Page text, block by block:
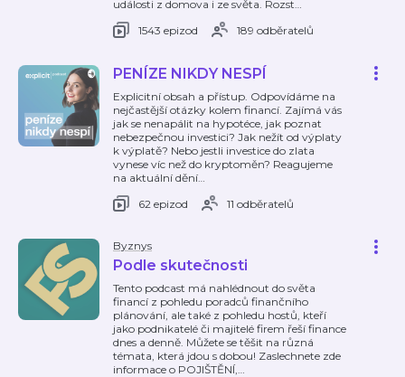
události z domova i ze světa. Rozst…
1543 epizod
189 odběratelů
PENÍZE NIKDY NESPÍ
Explicitní obsah a přístup. Odpovídáme na
nejčastější otázky kolem financí. Zajímá vás
jak se nenapálit na hypotéce, jak poznat
nebezpečnou investici? Jak nežít od výplaty
k výplatě? Nebo jestli investice do zlata
vynese víc než do kryptoměn? Reagujeme
na aktuální dění…
62 epizod
11 odběratelů
Byznys
Podle skutečnosti
Tento podcast má nahlédnout do světa
financí z pohledu poradců finančního
plánování, ale také z pohledu hostů, kteří
jako podnikatelé či majitelé firem řeší finance
dnes a denně. Můžete se těšit na různá
témata, která jdou s dobou! Zaslechnete zde
informace o POJIŠTĚNÍ,…